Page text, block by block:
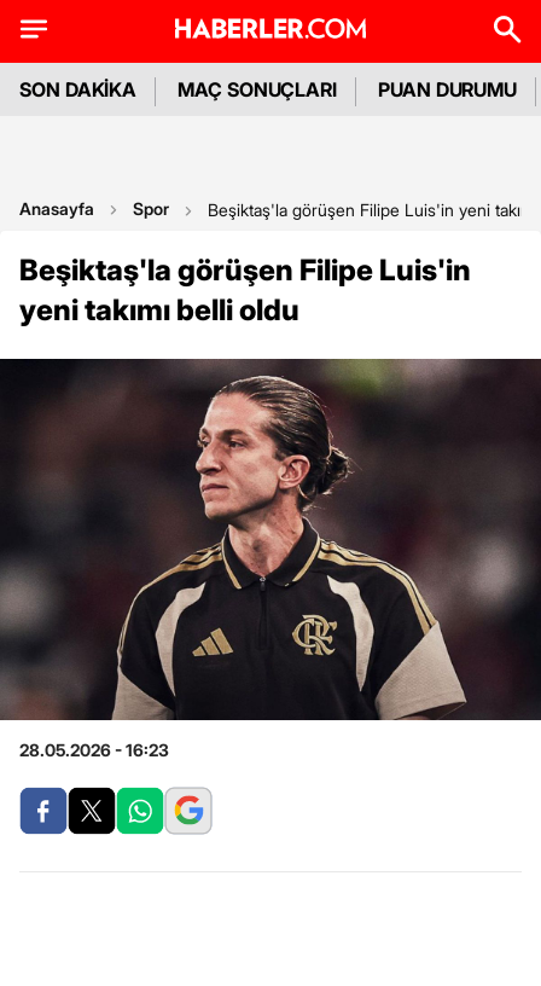
SON DAKİKA MAÇ SONUÇLARI PUAN DURUMU
Anasayfa Spor Beşiktaş'la görüşen Filipe Luis'in yeni
Beşiktaş'la görüşen Filipe Luis'in
yeni takımı belli oldu
28.05.2026 - 16:23